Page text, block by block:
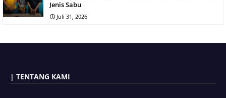
Jenis Sabu
Juli 31, 2026
| TENTANG KAMI